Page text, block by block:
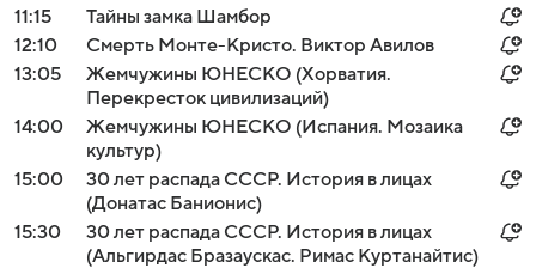
11:15
Тайны замка Шамбор
12:10
Смерть Монте-Кристо. Виктор Авилов
13:05
Жемчужины ЮНЕСКО (Хорватия.
Перекресток цивилизаций)
14:00
Жемчужины ЮНЕСКО (Испания. Мозаика
культур)
15:00
30 лет распада СССР. История в лицах
(Донатас Банионис)
15:30
30 лет распада СССР. История в лицах
(Альгирдас Бразаускас. Римас Куртанайтис)